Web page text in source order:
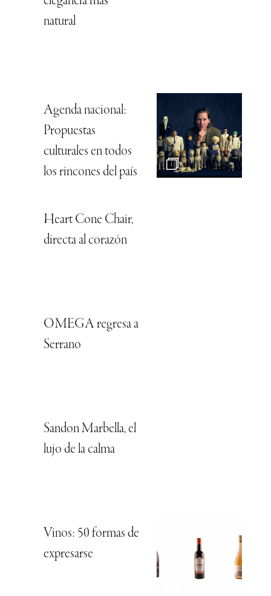
natural
Agenda nacional:
Propuestas
culturales en todos
los rincones del país
Heart Cone Chair,
directa al corazón
OMEGA regresa a
Serrano
Sandon Marbella, el
lujo de la calma
Vinos: 50 formas de
expresarse